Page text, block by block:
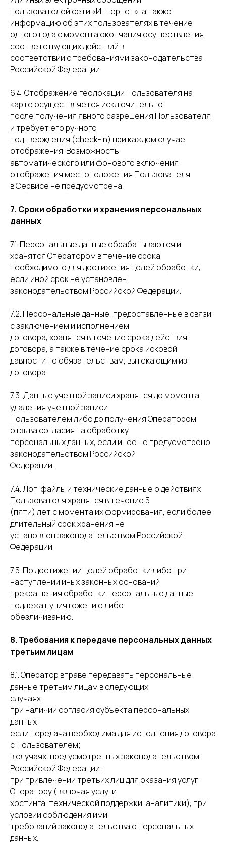
пользователей сети «Интернет», а также
информацию об этих пользователях в течение
одного года с момента окончания осуществления
соответствующих действий в
соответствии с требованиями законодательства
Российской Федерации.
6.4. Отображение геолокации Пользователя на
карте осуществляется исключительно
после получения явного разрешения Пользователя
и требует его ручного
подтверждения (check-in) при каждом случае
отображения. Возможность
автоматического или фонового включения
отображения местоположения Пользователя
в Сервисе не предусмотрена.
7. Сроки обработки и хранения персональных
данных
7.1. Персональные данные обрабатываются и
хранятся Оператором в течение срока,
необходимого для достижения целей обработки,
если иной срок не установлен
законодательством Российской Федерации.
7.2. Персональные данные, предоставленные в связи
с заключением и исполнением
договора, хранятся в течение срока действия
договора, а также в течение срока исковой
давности по обязательствам, вытекающим из
договора.
7.3. Данные учетной записи хранятся до момента
удаления учетной записи
Пользователем либо до получения Оператором
отзыва согласия на обработку
персональных данных, если иное не предусмотрено
законодательством Российской
Федерации.
7.4. Лог-файлы и технические данные о действиях
Пользователя хранятся в течение 5
(пяти) лет с момента их формирования, если более
длительный срок хранения не
установлен законодательством Российской
Федерации.
7.5. По достижении целей обработки либо при
наступлении иных законных оснований
прекращения обработки персональные данные
подлежат уничтожению либо
обезличиванию.
8. Требования к передаче персональных данных
третьим лицам
8.1. Оператор вправе передавать персональные
данные третьим лицам в следующих
случаях:
при наличии согласия субъекта персональных
данных;
если передача необходима для исполнения договора
с Пользователем;
в случаях, предусмотренных законодательством
Российской Федерации;
при привлечении третьих лиц для оказания услуг
Оператору (включая услуги
хостинга, технической поддержки, аналитики), при
условии соблюдения ими
требований законодательства о персональных
данных.